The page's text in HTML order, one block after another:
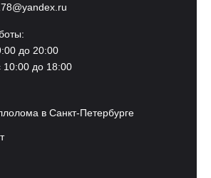
до 20:00
до 18:00
в Санкт-Петербурге